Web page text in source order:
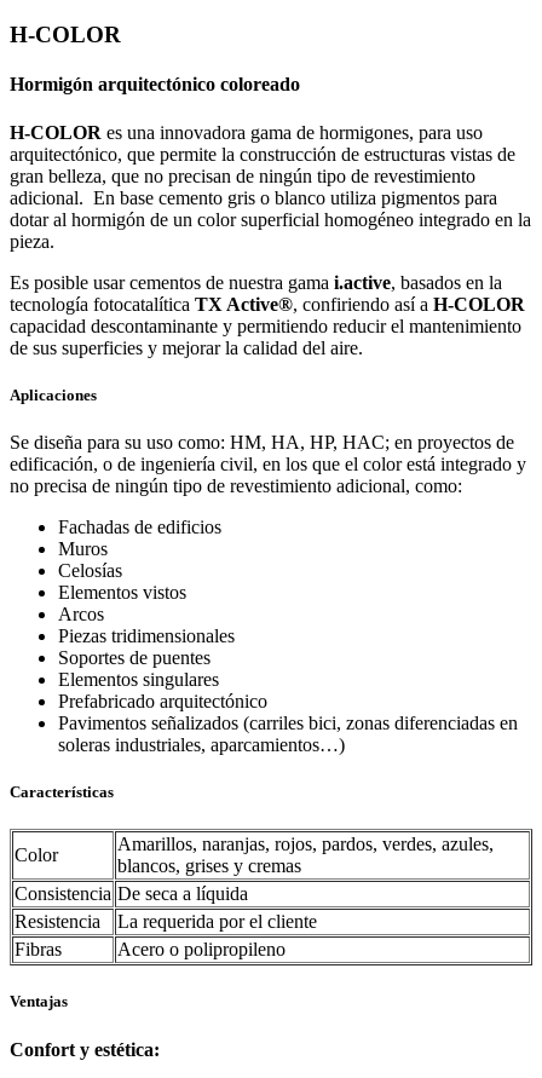
H-COLOR
Hormigón arquitectónico coloreado
H-COLOR es una innovadora gama de hormigones, para uso
arquitectónico, que permite la construcción de estructuras vistas de
gran belleza, que no precisan de ningún tipo de revestimiento
adicional. En base cemento gris o blanco utiliza pigmentos para
dotar al hormigón de un color superficial homogéneo integrado en la
pieza.
Es posible usar cementos de nuestra gama i.active, basados en la
tecnología fotocatalítica TX Active®, confiriendo así a H-COLOR
capacidad descontaminante y permitiendo reducir el mantenimiento
de sus superficies y mejorar la calidad del aire.
Aplicaciones
Se diseña para su uso como: HM, HA, HP, HAC; en proyectos de
edificación, o de ingeniería civil, en los que el color está integrado y
no precisa de ningún tipo de revestimiento adicional, como:
Fachadas de edificios
Muros
Celosías
Elementos vistos
Arcos
Piezas tridimensionales
Soportes de puentes
Elementos singulares
Prefabricado arquitectónico
Pavimentos señalizados (carriles bici, zonas diferenciadas en
soleras industriales, aparcamientos…)
Características
Color
Amarillos, naranjas, rojos, pardos, verdes, azules,
blancos, grises y cremas
Consistencia De seca a líquida
Resistencia
La requerida por el cliente
Fibras
Acero o polipropileno
Ventajas
Confort y estética: